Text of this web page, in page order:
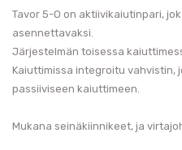
Tavor 5-O on aktiivikaiutinpari,
asennettavaksi.
Järjestelmän toisessa
Kaiuttimissa integroitu vahvistin,
passiiviseen kaiuttimeen.
Mukana seinäkiinnikeet, ja